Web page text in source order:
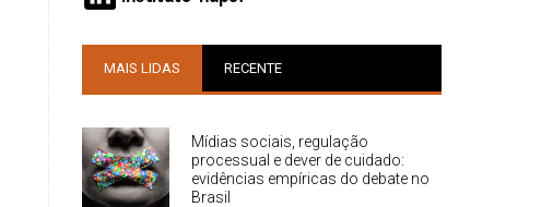
MAIS LIDAS RECENTE
Mídias sociais, regulação
processual e dever de cuidado:
evidências empíricas do debate no
Brasil